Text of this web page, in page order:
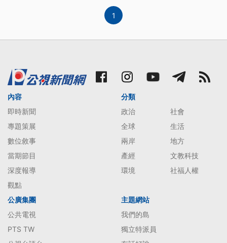
1
內容
即時新聞
專題策展
數位敘事
當期節目
深度報導
觀點
分類
政治
社會
全球
生活
兩岸
地方
產經
文教科技
環境
社福人權
公廣集團
公共電視
PTS TW
主題網站
我們的島
獨立特派員